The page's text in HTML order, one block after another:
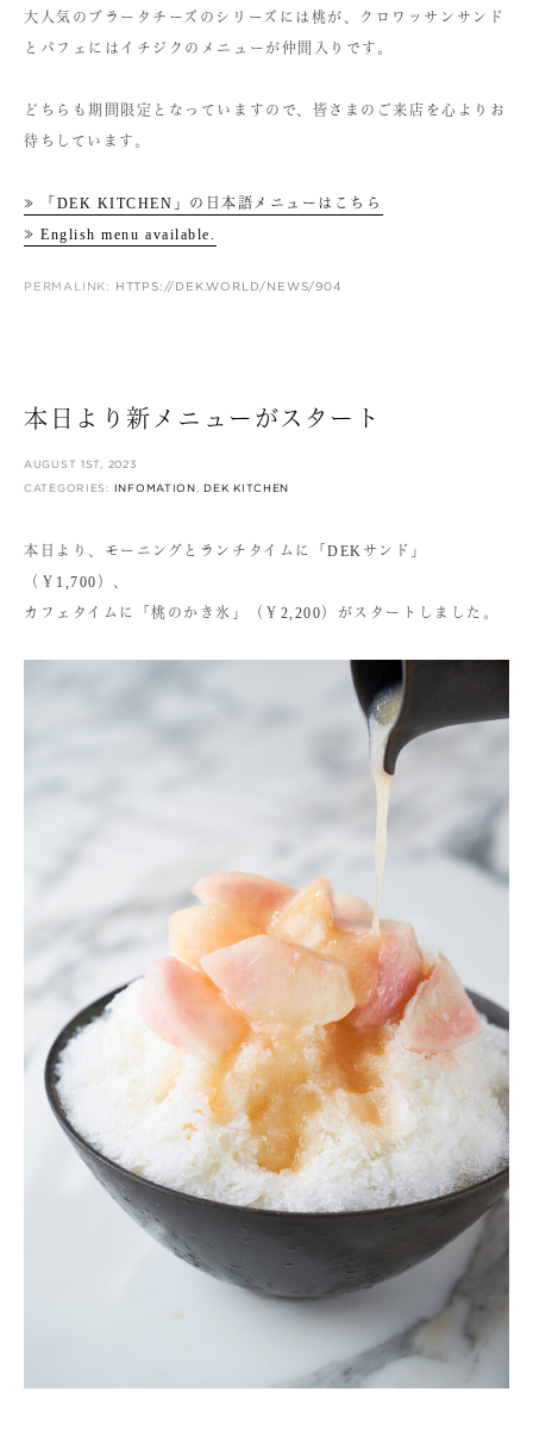
大人気のブラータチーズのシリーズには桃が、クロワッサンサンド
とパフェにはイチジクのメニューが仲間入りです。
どちらも期間限定となっていますので、皆さまのご来店を心よりお
待ちしています。
≫ 「DEK KITCHEN」の日本語メニューはこちら
≫ English menu available.
PERMALINK: HTTPS://DEK.WORLD/NEWS/904
本日より新メニューがスタート
AUGUST 1ST, 2023
CATEGORIES: INFOMATION ,DEK KITCHEN
本日より、モーニングとランチタイムに「DEKサンド」
（￥1,700）、
カフェタイムに「桃のかき氷」（￥2,200）がスタートしました。